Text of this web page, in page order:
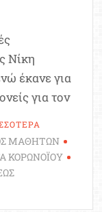
Νίκη
έκανε για
για τον
ΜΑΘΗΤΩΝ
ΚΟΡΩΝΟΪΟΥ